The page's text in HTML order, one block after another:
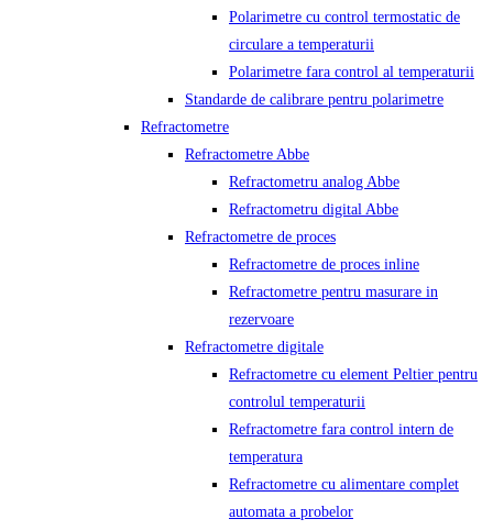
Polarimetre cu control termostatic de
circulare a temperaturii
Polarimetre fara control al temperaturii
Standarde de calibrare pentru polarimetre
Refractometre
Refractometre Abbe
Refractometru analog Abbe
Refractometru digital Abbe
Refractometre de proces
Refractometre de proces inline
Refractometre pentru masurare in
rezervoare
Refractometre digitale
Refractometre cu element Peltier pentru
controlul temperaturii
Refractometre fara control intern de
temperatura
Refractometre cu alimentare complet
automata a probelor